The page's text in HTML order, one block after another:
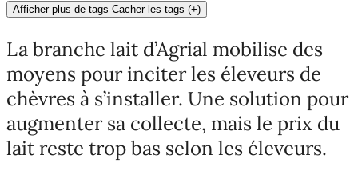
Afficher plus de tags Cacher les tags (+)
La branche lait d’Agrial mobilise des
moyens pour inciter les éleveurs de
chèvres à s’installer. Une solution pour
augmenter sa collecte, mais le prix du
lait reste trop bas selon les éleveurs.